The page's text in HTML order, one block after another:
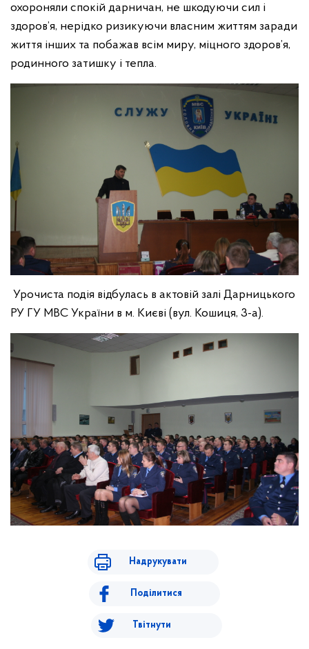
охороняли спокій дарничан, не шкодуючи сил і
здоров’я, нерідко ризикуючи власним життям заради
життя інших та побажав всім миру, міцного здоров’я,
родинного затишку і тепла.
Урочиста подія відбулась в актовій залі Дарницького
РУ ГУ МВС України в м. Києві (вул. Кошиця, 3-а).
Надрукувати
Поділитися
Твітнути